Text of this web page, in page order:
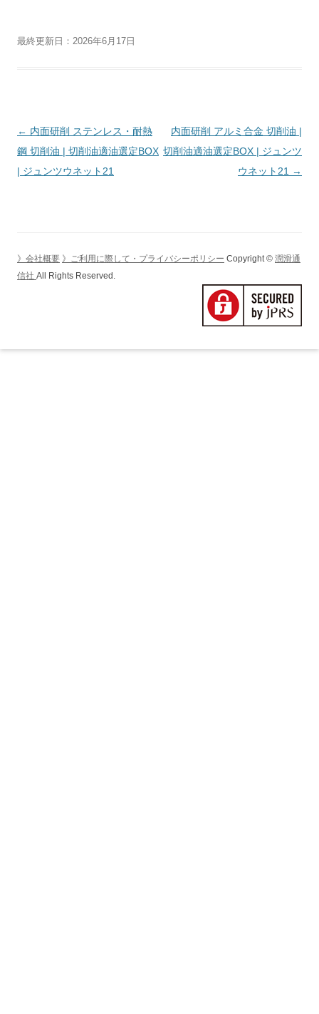
最終更新日：2026年6月17日
投
稿
ナ
ョ
← 内面研削 ステンレス・耐熱
鋼 切削油 | 切削油適油選定BOX
| ジュンツウネット21
内面研削 アルミ合金 切削油 |
切削油適油選定BOX | ジュンツ
ウネット21 →
》会社概要 》ご利用に際して・プライバシーポリシー Copyright © 潤滑通
信社 All Rights Reserved.